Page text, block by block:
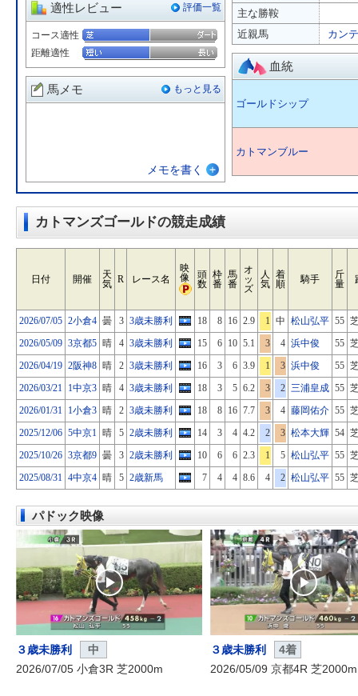
適性レビュー 評価一覧
コース適性
距離適性
馬メモ もっと見る
メモを書く
主な勝鞍
近親馬
カン
血統
ゴールドシップ
カトマンブルー
カトマンズゴールドの競走成績
日付 開催
天
気 R レース名
映
像
頭
数
枠
番
馬
番
オ
ッ
ズ
人
気
着
順
騎手
斤
量
2026/07/05 2小倉4 曇 3 3歳未勝利 18 8 16 2.9 1 中 松山弘平 55
2026/05/09 3京都5 晴 4 3歳未勝利 15 6 10 5.1 3 4 浜中俊 55
2026/04/19 2阪神8 晴 2 3歳未勝利 16 3 6 3.9 1 3 浜中俊 55
2026/03/21 1中京3 晴 4 3歳未勝利 18 3 5 6.2 3 2 三浦皇成 55
2026/01/31 1小倉3 晴 2 3歳未勝利 18 8 16 7.7 3 4 藤岡佑介 55
2025/12/06 5中京1 晴 5 2歳未勝利 14 3 4 4.2 2 3 松本大輝 54
2025/10/26 3京都9 曇 3 2歳未勝利 10 6 6 2.3 1 5 松山弘平 55
2025/08/31 4中京4 晴 5 2歳新馬 7 4 4 8.6 4 2 松山弘平 55
パドック映像
３歳未勝利
中
2026/07/05 小倉3R 芝2000m
３歳未勝利
4着
2026/05/09 京都4R 芝2000m